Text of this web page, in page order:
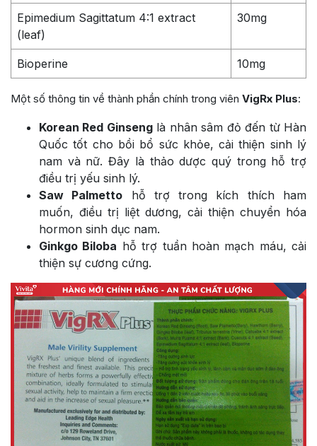
Epimedium Sagittatum 4:1 extract
(leaf)
30mg
Bioperine 10mg
Một số thông tin về thành phần chính trong viên VigRx Plus:
Korean Red Ginsenglà nhân sâm đỏ đến từ Hàn
Quốc tốt cho bồi bổ sức khỏe, cải thiện sinh lý
nam và nữ. Đây là thảo dược quý trong hỗ trợ
điều trị yếu sinh lý.
Saw Palmetto hỗ trợ trong kích thích ham
muốn, điều trị liệt dương, cải thiện chuyển hóa
hormon sinh dục nam.
Ginkgo Biloba hỗ trợ tuần hoàn mạch máu, cải
thiện sự cương cứng.